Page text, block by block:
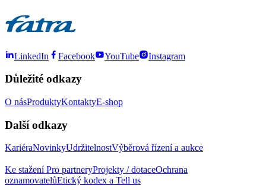
LinkedIn Facebook YouTube Instagram
Důležité odkazy
O násProduktyKontaktyE-shop
Další odkazy
KariéraNovinkyUdržitelnostVýběrová řízení a aukce
Ke staženíPro partneryProjekty / dotaceOchrana
oznamovatelůEtický kodex a Tell us